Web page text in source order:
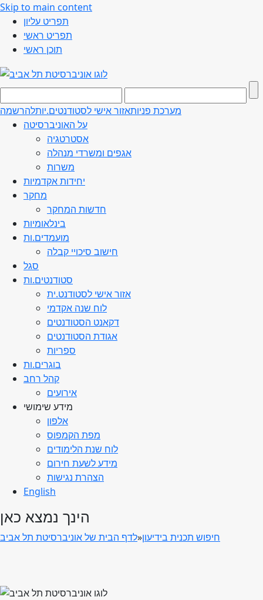
Skip to main content
תפריט עליון
תפריט ראשי
תוכן ראשי
מערכת פניותאזור אישי לסטודנטים.יותלהרשמה
על האוניברסיטה
אסטרטגיה
אגפים ומשרדי מנהלה
משרות
יחידות אקדמיות
מחקר
חדשות המחקר
בינלאומיות
מועמדים.ות
חישוב סיכויי קבלה
סגל
סטודנטים.ות
אזור אישי לסטודנט.ית
לוח שנה אקדמי
דקאנט הסטודנטים
אגודת הסטודנטים
ספריות
בוגרים.ות
קהל רחב
אירועים
מידע שימושי
אלפון
מפת הקמפוס
לוח שנת הלימודים
מידע לשעת חירום
הצהרת נגישות
English
הינך נמצא כאן
לדף הבית של אוניברסיטת תל אביב»חיפוש תכנית בידיעון